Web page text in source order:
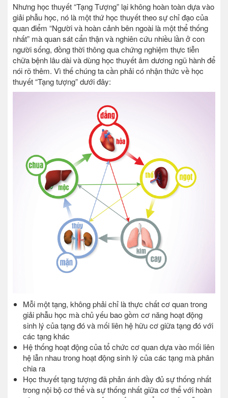
Nhưng học thuyết “Tạng Tượng” lại không hoàn toàn dựa vào
giải phẫu học, nó là một thứ học thuyết theo sự chỉ đạo của
quan điểm “Người và hoàn cảnh bên ngoài là một thể thống
nhất” mà quan sát cẩn thận và nghiên cứu nhiều lần ở con
người sống, đồng thời thông qua chứng nghiệm thực tiễn
chữa bệnh lâu dài và dùng học thuyết âm dương ngũ hành để
nói rõ thêm. Vì thế chúng ta cần phải có nhận thức về học
thuyết “Tạng tượng” dưới đây:
Mỗi một tạng, không phải chỉ là thực chất cơ quan trong
giải phẫu học mà chủ yếu bao gồm cơ năng hoạt động
sinh lý của tạng đó và mối liên hệ hữu cơ giữa tạng đó với
các tạng khác
Hệ thống hoạt động của tổ chức cơ quan dựa vào mối liên
hệ lẫn nhau trong hoạt động sinh lý của các tạng mà phân
chia ra
Học thuyết tạng tượng đã phản ánh đầy đủ sự thống nhất
trong nội bộ cơ thể và sự thống nhất giữa cơ thể với hoàn